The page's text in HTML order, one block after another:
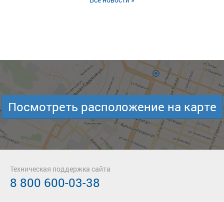
Посмотреть расположение на карте
Техническая поддержка сайта
8 800 600-03-38